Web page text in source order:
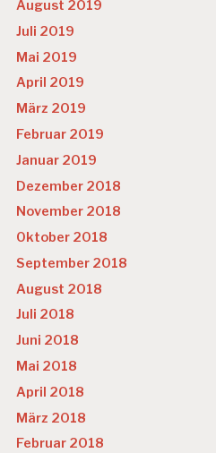
August 2019
Juli 2019
Mai 2019
April 2019
März 2019
Februar 2019
Januar 2019
Dezember 2018
November 2018
Oktober 2018
September 2018
August 2018
Juli 2018
Juni 2018
Mai 2018
April 2018
März 2018
Februar 2018